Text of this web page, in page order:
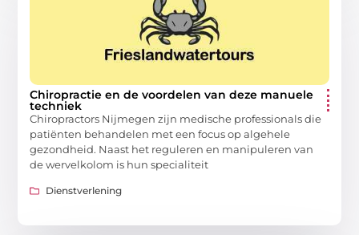
Chiropractie en de voordelen van deze manuele
techniek
Chiropractors Nijmegen zijn medische professionals die
patiënten behandelen met een focus op algehele
gezondheid. Naast het reguleren en manipuleren van
de wervelkolom is hun specialiteit
Dienstverlening